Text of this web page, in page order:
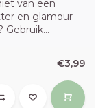
van een
en glamour
Gebruik...
€3,99